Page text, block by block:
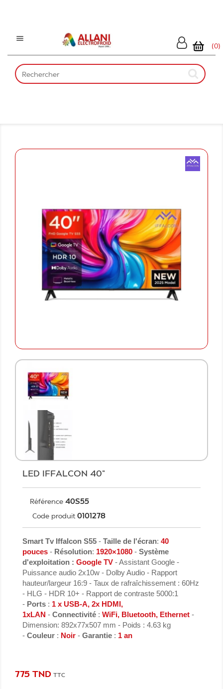

(0)
LED IFFALCON 40"
Référence 40S55
Code produit 0101278
Smart Tv Iffalcon S55 - Taille de l'écran: 40
pouces - Résolution: 1920×1080 - Système
d'exploitation : Google TV - Assistant Google -
Puissance audio 2x10w - Dolby Audio - Rapport
hauteur/largeur 16:9 - Taux de rafraîchissement : 60Hz
- HLG - HDR 10+ - Rapport de contraste 5000:1
- Ports : 1 x USB-A, 2x HDMI,
1xLAN - Connectivité : WiFi, Bluetooth, Ethernet -
Dimension: 892x77x507 mm - Poids : 4.63 kg
- Couleur : Noir - Garantie : 1 an
775 TND TTC